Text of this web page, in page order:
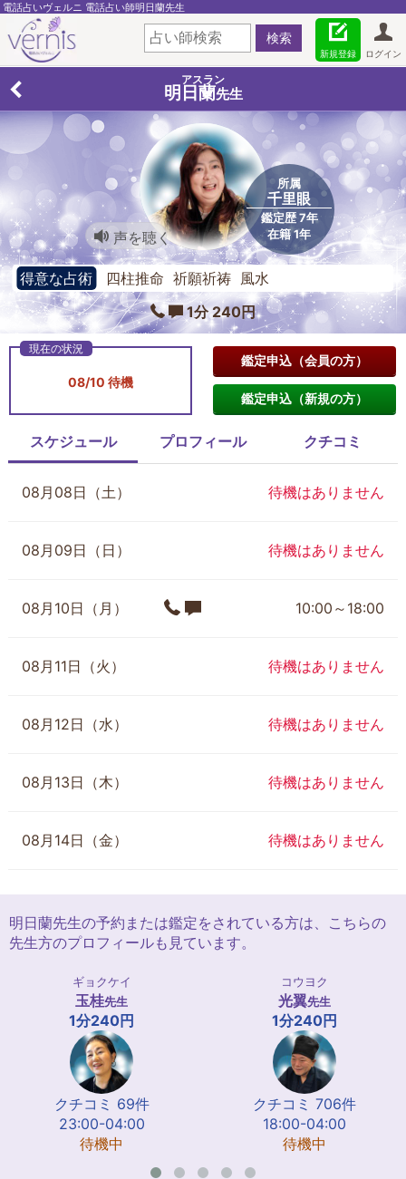
電話占いヴェルニ 電話占い師明日蘭先生
ログイン
新規登録
アスラン
明日蘭先生
所属
千里眼
鑑定歴 7年
在籍 1年
声を聴く
得意な占術
四柱推命 祈願祈祷 風水
1分 240円
08/10 待機
鑑定申込（会員の方）
鑑定申込（新規の方）
スケジュール プロフィール クチコミ
08月08日（土） 待機はありません
08月09日（日） 待機はありません
08月10日（月） 10:00～18:00
08月11日（火） 待機はありません
08月12日（水） 待機はありません
08月13日（木） 待機はありません
08月14日（金） 待機はありません
明日蘭先生の予約または鑑定をされている方は、こちらの
先生方のプロフィールも見ています。
ギョクケイ
玉桂先生
1分240円
クチコミ 69件
23:00-04:00
待機中
コウヨク
光翼先生
1分240円
クチコミ 706件
18:00-04:00
待機中